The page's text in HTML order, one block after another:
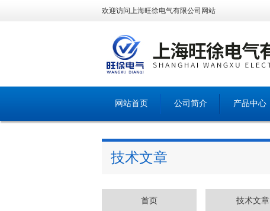
欢迎访问上海旺徐电气有限公司网站
网站首页 公司简介 产品中心
技术文章
首页 技术文章